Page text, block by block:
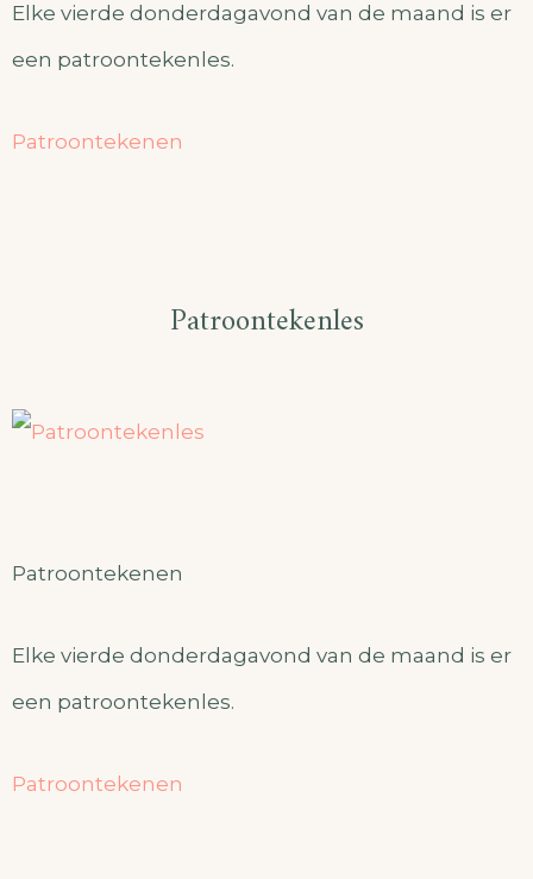
Elke vierde donderdagavond van de maand is er
een patroontekenles.
Patroontekenen
Patroontekenles
Patroontekenen
Elke vierde donderdagavond van de maand is er
een patroontekenles.
Patroontekenen